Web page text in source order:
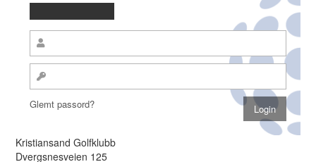
Glemt passord?
Kristiansand Golfklubb
Dvergsnesveien 125